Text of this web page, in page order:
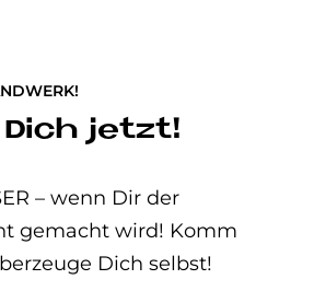
jetzt!
– wenn Dir der
gemacht wird! Komm
Dich selbst!